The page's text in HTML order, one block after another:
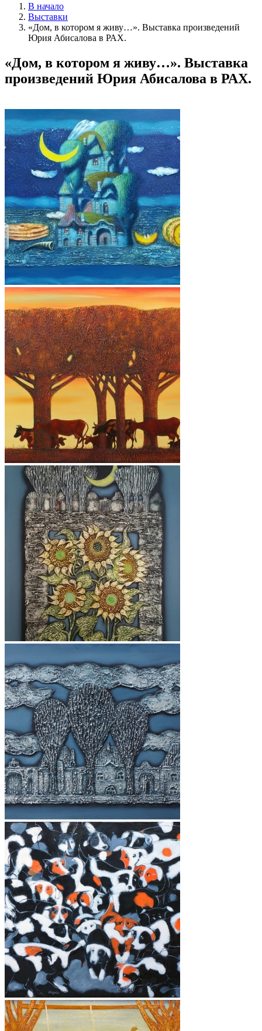
В начало
Выставки
«Дом, в котором я живу…». Выставка произведений
Юрия Абисалова в РАХ.
«Дом, в котором я живу…». Выставка
произведений Юрия Абисалова в РАХ.